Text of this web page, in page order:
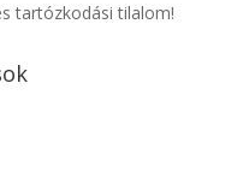
tartózkodási tilalom!